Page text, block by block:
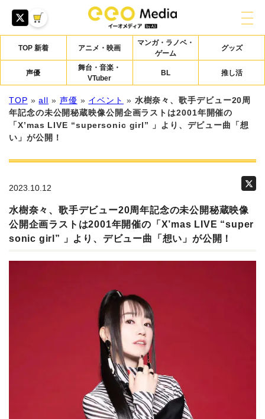
TOP 新着 アニメ・映画
マンガ・ラノベ・
ゲーム
グッズ
声優
舞台・音楽・
VTuber
BL 推し活
TOP »all » 声優 » イベント » 水樹奈々、歌手デビュー20周
年記念の未公開秘蔵映像公開企画ラストは2001年開催の
「X’mas LIVE “supersonic girl” 」より、デビュー曲「想
い」が公開！
2023.10.12
水樹奈々、歌手デビュー20周年記念の未公開秘蔵映像
公開企画ラストは2001年開催の「X’mas LIVE “super
sonic girl” 」より、デビュー曲「想い」が公開！